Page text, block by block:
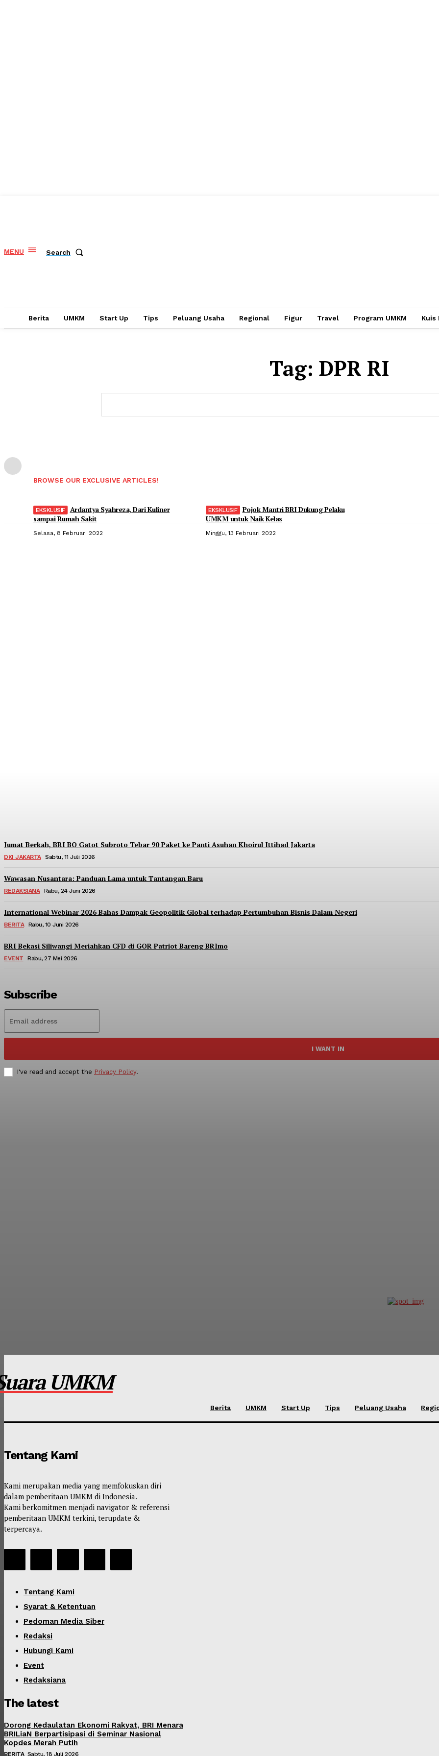
MENU Search
Berita UMKM Start Up Tips Peluang Usaha Regional Figur Travel Program UMKM Kuis
Tag: DPR RI
BROWSE OUR EXCLUSIVE ARTICLES!
Ardantya Syahreza, Dari Kuliner
sampai Rumah Sakit
Selasa, 8 Februari 2022
Pojok Mantri BRI Dukung Pelaku
UMKM untuk Naik Kelas
Minggu, 13 Februari 2022
Jumat Berkah, BRI BO Gatot Subroto Tebar 90 Paket ke Panti Asuhan Khoirul Ittihad Jakarta
DKI JAKARTA Sabtu, 11 Juli 2026
Wawasan Nusantara: Panduan Lama untuk Tantangan Baru
REDAKSIANA Rabu, 24 Juni 2026
International Webinar 2026 Bahas Dampak Geopolitik Global terhadap Pertumbuhan Bisnis Dalam Negeri
BERITA Rabu, 10 Juni 2026
BRI Bekasi Siliwangi Meriahkan CFD di GOR Patriot Bareng BRImo
EVENT Rabu, 27 Mei 2026
Subscribe
I WANT IN
I've read and accept the Privacy Policy.
UMKM
Berita UMKM Start Up Tips Peluang Usaha
Tentang Kami
Kami merupakan media yang memfokuskan diri
dalam pemberitaan UMKM di Indonesia.
Kami berkomitmen menjadi navigator & referensi
pemberitaan UMKM terkini, terupdate &
terpercaya.
Tentang Kami
Syarat & Ketentuan
Pedoman Media Siber
Redaksi
Hubungi Kami
Event
Redaksiana
The latest
Dorong Kedaulatan Ekonomi Rakyat, BRI Menara
BRILiaN Berpartisipasi di Seminar Nasional
Kopdes Merah Putih
BERITA Sabtu, 18 Juli 2026